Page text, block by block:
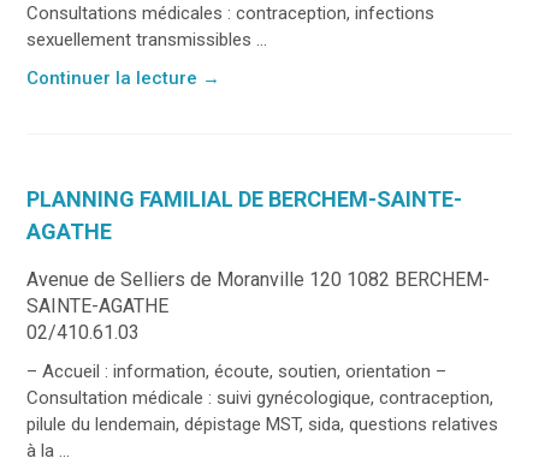
Consultations médicales : contraception, infections
sexuellement transmissibles ...
Continuer la lecture →
PLANNING FAMILIAL DE BERCHEM-SAINTE-
AGATHE
Avenue de Selliers de Moranville 120 1082 BERCHEM-
SAINTE-AGATHE
02/410.61.03
– Accueil : information, écoute, soutien, orientation –
Consultation médicale : suivi gynécologique, contraception,
pilule du lendemain, dépistage MST, sida, questions relatives
à la ...